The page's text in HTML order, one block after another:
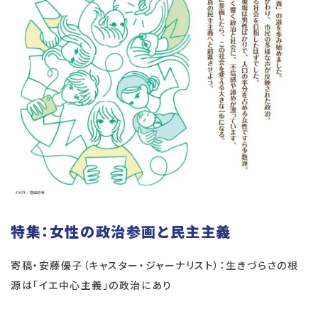
特集：女性の政治参画と民主主義
寄稿・安藤優子（キャスター・ジャーナリスト）：生きづらさの根
源は「イエ中心主義」の政治にあり